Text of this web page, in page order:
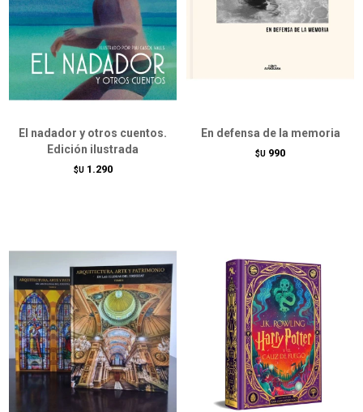
El nadador y otros cuentos.
Edición ilustrada
$U 1.290
En defensa de la memoria
$U 990